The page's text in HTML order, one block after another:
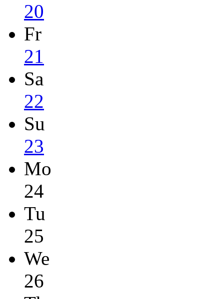
20
Fr
21
Sa
22
Su
23
Mo
24
Tu
25
We
26